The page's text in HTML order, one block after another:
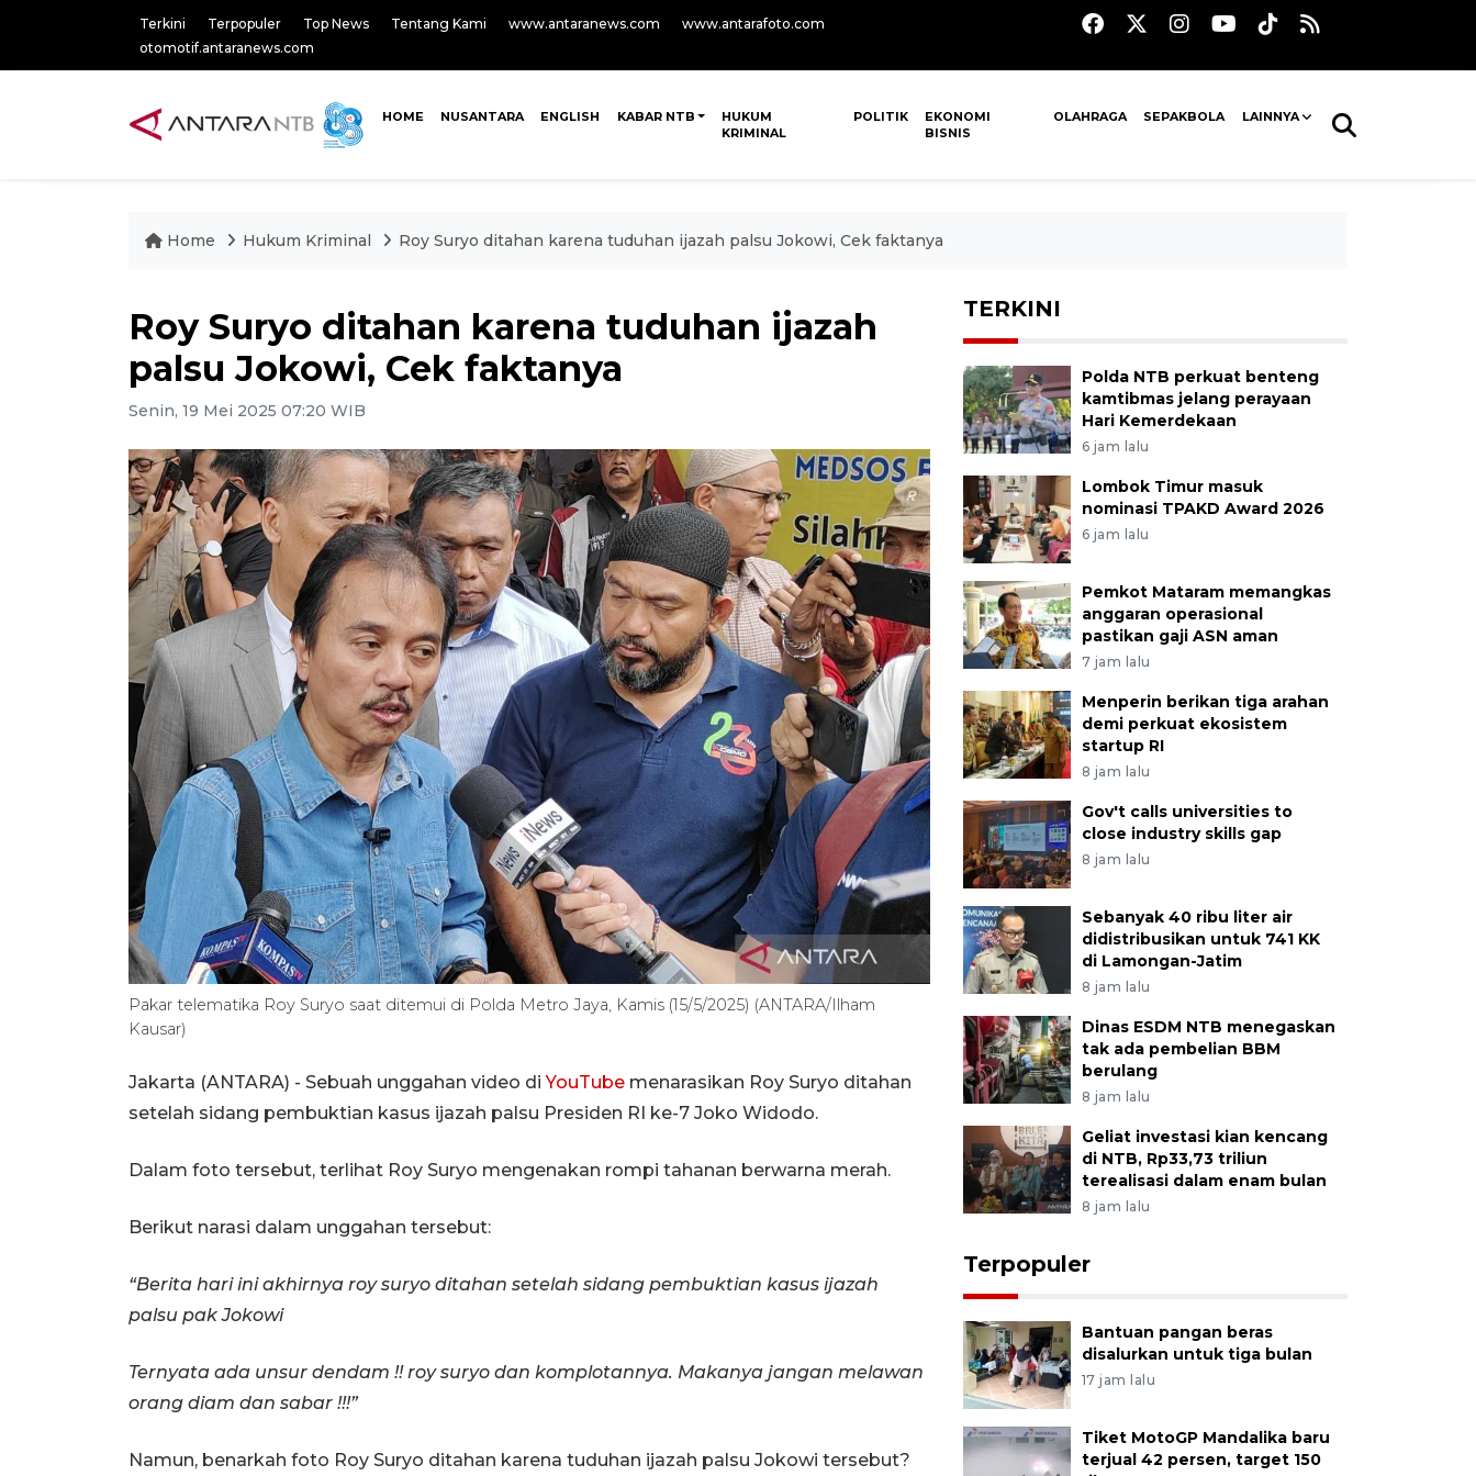
Terkini Terpopuler Top News Tentang Kami www.antaranews.com
www.antarafoto.com
otomotif.antaranews.com
HOME NUSANTARA ENGLISH KABAR NTB
HUKUM
KRIMINAL
POLITIK
EKONOMI
BISNIS
OLAHRAGA SEPAKBOLA LAINNYA
Home Hukum Kriminal Roy Suryo ditahan karena tuduhan ijazah palsu Jokowi, Cek faktanya
Roy Suryo ditahan karena tuduhan ijazah
palsu Jokowi, Cek faktanya
Senin, 19 Mei 2025 07:20 WIB
Pakar telematika Roy Suryo saat ditemui di Polda Metro Jaya, Kamis (15/5/2025) (ANTARA/Ilham
Kausar)
Jakarta (ANTARA) - Sebuah unggahan video diYouTube menarasikan Roy Suryo ditahan
setelah sidang pembuktian kasus ijazah palsu Presiden RI ke-7 Joko Widodo.
Dalam foto tersebut, terlihat Roy Suryo mengenakan rompi tahanan berwarna merah.
Berikut narasi dalam unggahan tersebut:
“Berita hari ini akhirnya roy suryo ditahan setelah sidang pembuktian kasus ijazah
palsu pak Jokowi
Ternyata ada unsur dendam !! roy suryo dan komplotannya. Makanya jangan melawan
orang diam dan sabar !!!”
Namun, benarkah foto Roy Suryo ditahan karena tuduhan ijazah palsu Jokowi tersebut?
TERKINI
Polda NTB perkuat benteng
kamtibmas jelang perayaan
Hari Kemerdekaan
6 jam lalu
Lombok Timur masuk
nominasi TPAKD Award 2026
6 jam lalu
Pemkot Mataram memangkas
anggaran operasional
pastikan gaji ASN aman
7 jam lalu
Menperin berikan tiga arahan
demi perkuat ekosistem
startup RI
8 jam lalu
Gov't calls universities to
close industry skills gap
8 jam lalu
Sebanyak 40 ribu liter air
didistribusikan untuk 741 KK
di Lamongan-Jatim
8 jam lalu
Dinas ESDM NTB menegaskan
tak ada pembelian BBM
berulang
8 jam lalu
Geliat investasi kian kencang
di NTB, Rp33,73 triliun
terealisasi dalam enam bulan
8 jam lalu
Terpopuler
Bantuan pangan beras
disalurkan untuk tiga bulan
17 jam lalu
Tiket MotoGP Mandalika baru
terjual 42 persen, target 150